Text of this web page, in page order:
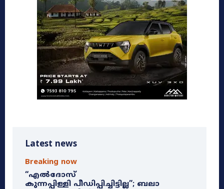
Latest news
Breaking now
“എൽദോസ്
കുന്നപ്പിള്ളി പീഡിപ്പിച്ചിട്ടില്ല”; ബലാ